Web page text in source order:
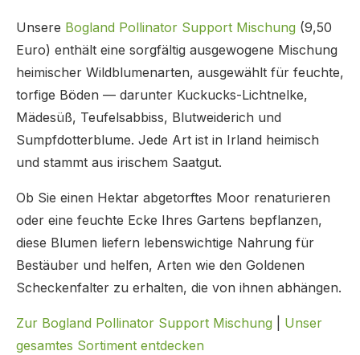
Unsere Bogland Pollinator Support Mischung (9,50
Euro) enthält eine sorgfältig ausgewogene Mischung
heimischer Wildblumenarten, ausgewählt für feuchte,
torfige Böden — darunter Kuckucks-Lichtnelke,
Mädesüß, Teufelsabbiss, Blutweiderich und
Sumpfdotterblume. Jede Art ist in Irland heimisch
und stammt aus irischem Saatgut.
Ob Sie einen Hektar abgetorftes Moor renaturieren
oder eine feuchte Ecke Ihres Gartens bepflanzen,
diese Blumen liefern lebenswichtige Nahrung für
Bestäuber und helfen, Arten wie den Goldenen
Scheckenfalter zu erhalten, die von ihnen abhängen.
Zur Bogland Pollinator Support Mischung
Unser
gesamtes Sortiment entdecken